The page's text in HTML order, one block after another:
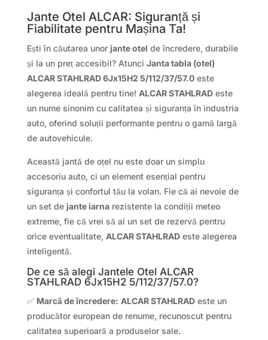
Jante Otel ALCAR: Siguranță și
Fiabilitate pentru Mașina Ta!
Ești în căutarea unor jante otel de încredere, durabile
și la un preț accesibil? Atunci Janta tabla (otel)
ALCAR STAHLRAD 6Jx15H2 5/112/37/57.0este
alegerea ideală pentru tine! ALCAR STAHLRADeste
un nume sinonim cu calitatea și siguranța în industria
auto, oferind soluții performante pentru o gamă largă
de autovehicule.
Această jantă de oțel nu este doar un simplu
accesoriu auto, ci un element esențial pentru
siguranța și confortul tău la volan. Fie că ai nevoie de
un set de jante iarnarezistente la condiții meteo
extreme, fie că vrei să ai un set de rezervă pentru
orice eventualitate, ALCAR STAHLRADeste alegerea
inteligentă.
De ce să alegi Jantele Otel ALCAR
STAHLRAD 6Jx15H2 5/112/37/57.0?
✅ Marcă de încredere: ALCAR STAHLRADeste un
producător european de renume, recunoscut pentru
calitatea superioară a produselor sale.